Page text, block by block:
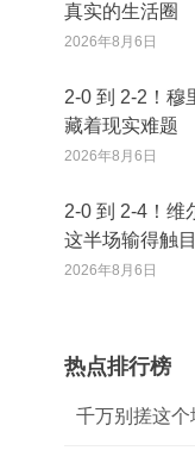
真实的生活圈
2026年8月6日
2‑0 到 2‑2！
藏着现实难题
2026年8月6日
2‑0 到 2‑4！
这半场输得触
2026年8月6日
热点排行榜
千万别搓这个